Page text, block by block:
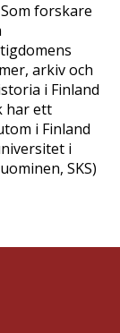
forskare
arkiv och
i Finland
har ett
i Finland
i
SKS)